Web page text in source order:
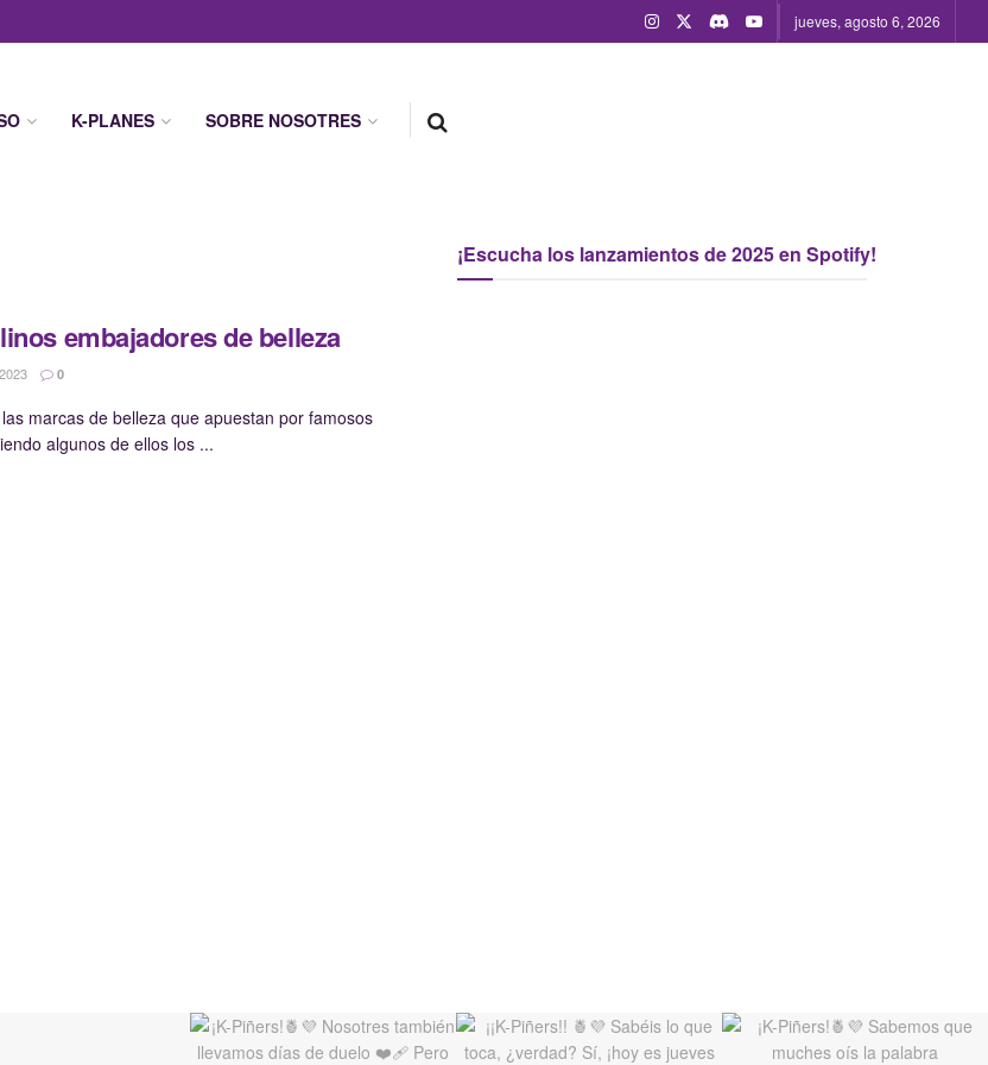
jueves, agosto 6, 2026
K-PLANES SOBRE NOSOTRES
embajadores de belleza
0
marcas de belleza que apuestan por famosos
algunos de ellos los ...
¡Escucha los lanzamientos de 2025 en Spotify!